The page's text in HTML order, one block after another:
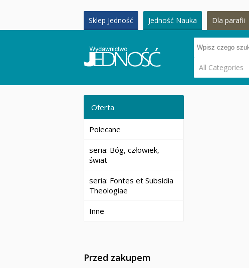
Sklep Jedność Jedność Nauka Dla parafii
All Categories
Oferta
Polecane
seria: Bóg, człowiek,
świat
seria: Fontes et Subsidia
Theologiae
Inne
Przed zakupem